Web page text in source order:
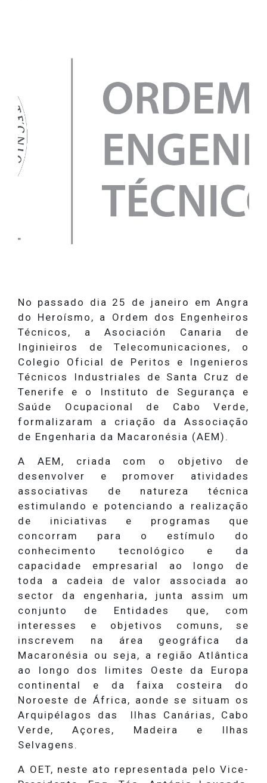
No passado dia 25 de janeiro em Angra
do Heroísmo, a Ordem dos Engenheiros
Técnicos, a Asociación Canaria de
Inginieiros de Telecomunicaciones, o
Colegio Oficial de Peritos e Ingenieros
Técnicos Industriales de Santa Cruz de
Tenerife e o Instituto de Segurança e
Saúde Ocupacional de Cabo Verde,
formalizaram a criação da Associação
de Engenharia da Macaronésia (AEM).
A AEM, criada com o objetivo de
desenvolver e promover atividades
associativas de natureza técnica
estimulando e potenciando a realização
de iniciativas e programas que
concorram para o estímulo do
conhecimento tecnológico e da
capacidade empresarial ao longo de
toda a cadeia de valor associada ao
sector da engenharia, junta assim um
conjunto de Entidades que, com
interesses e objetivos comuns, se
inscrevem na área geográfica da
Macaronésia ou seja, a região Atlântica
ao longo dos limites Oeste da Europa
continental e da faixa costeira do
Noroeste de África, aonde se situam os
Arquipélagos das Ilhas Canárias, Cabo
Verde, Açores, Madeira e Ilhas
Selvagens.
A OET, neste ato representada pelo Vice-